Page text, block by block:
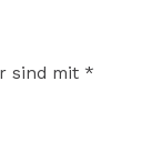
sind mit *